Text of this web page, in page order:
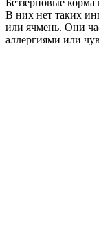
В них нет таких
или ячмень. Они
аллергиями или